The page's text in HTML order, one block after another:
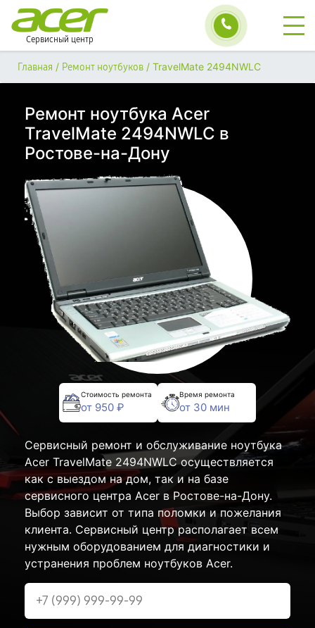
Сервисный центр
Главная / Ремонт ноутбуков / TravelMate 2494NWLC
Ремонт ноутбука Acer
TravelMate 2494NWLC в
Ростове-на-Дону
Стоимость ремонта
от 950 ₽
Время ремонта
от 30 мин
Сервисный ремонт и обслуживание ноутбука
Acer TravelMate 2494NWLC осуществляется
как с выездом на дом, так и на базе
сервисного центра Acer в Ростове-на-Дону.
Выбор зависит от типа поломки и пожелания
клиента. Сервисный центр располагает всем
нужным оборудованием для диагностики и
устранения проблем ноутбуков Acer.